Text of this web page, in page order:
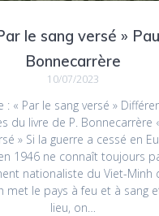
le sang versé »
Bonnecarrère
10/07/2023
: « Par le sang versé »
du livre de P. Bonnecarrère
» Si la guerre a cessé en
1946 ne connaît toujours
nationaliste du Viet-Minh
met le pays à feu et à sang
lieu, on…